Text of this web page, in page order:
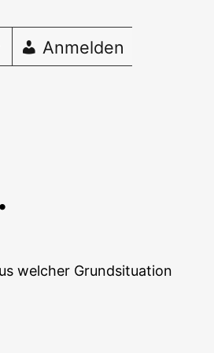
Anmelden
wel­cher Grund­si­tua­ti­on